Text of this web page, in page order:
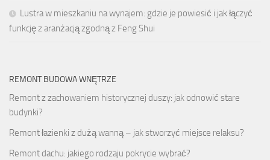
Lustra w mieszkaniu na wynajem: gdzie je powiesić i jak łączyć
funkcję z aranżacją zgodną z Feng Shui
REMONT BUDOWA WNĘTRZE
Remont z zachowaniem historycznej duszy: jak odnowić stare
budynki?
Remont łazienki z dużą wanną – jak stworzyć miejsce relaksu?
Remont dachu: jakiego rodzaju pokrycie wybrać?